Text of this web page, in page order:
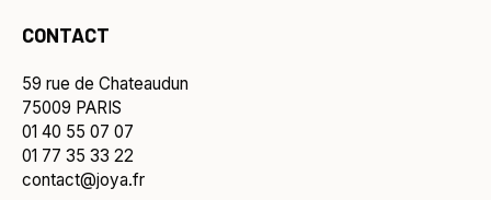
CONTACT
59 rue de Chateaudun
75009 PARIS
01 40 55 07 07
01 77 35 33 22
contact@joya.fr